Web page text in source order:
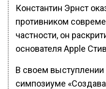
Константин Эрнст
противником
частности, он
основателя Apple
В своем
симпозиуме